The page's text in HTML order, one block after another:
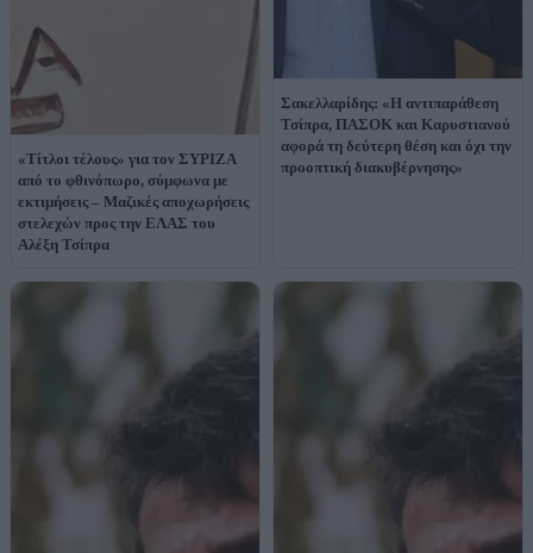
«Τίτλοι τέλους» για τον ΣΥΡΙΖΑ
από το φθινόπωρο, σύμφωνα με
εκτιμήσεις – Μαζικές αποχωρήσεις
στελεχών προς την ΕΛΑΣ του
Αλέξη Τσίπρα
Σακελλαρίδης: «Η αντιπαράθεση
Τσίπρα, ΠΑΣΟΚ και Καρυστιανού
αφορά τη δεύτερη θέση και όχι την
προοπτική διακυβέρνησης»